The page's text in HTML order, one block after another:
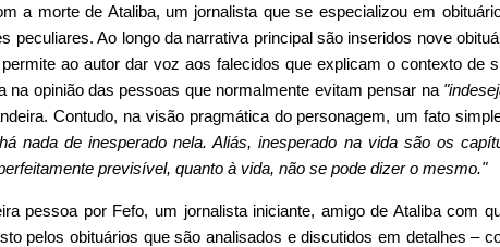
a morte de Ataliba, um jornalista que se especializou em
peculiares.Ao longo da narrativa principal são inseridos nove
ao autor dar voz aos falecidos que explicam o contexto de
na opinião das pessoas que normalmente evitam pensar na
Contudo, na visão pragmática do personagem, um fato
nada de inesperado nela. Aliás, inesperado na vida são os
previsível, quanto à vida, não se pode dizer o mesmo."
pessoa por Fefo, um jornalista iniciante, amigo de Ataliba com
pelos obituários que são analisados e discutidos em detalhes –